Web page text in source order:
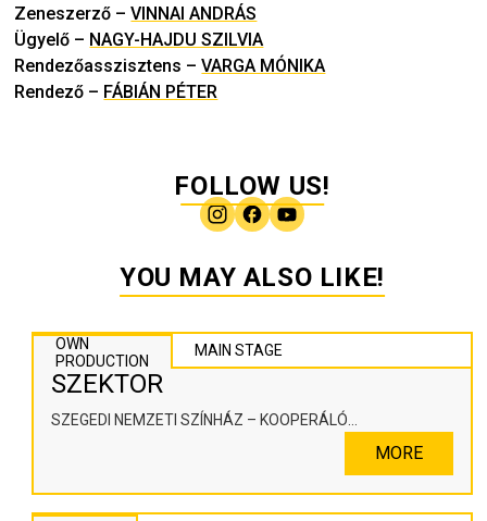
Zeneszerző –VINNAI ANDRÁS
Ügyelő – NAGY-HAJDU SZILVIA
Rendezőasszisztens –VARGA MÓNIKA
Rendező – FÁBIÁN PÉTER
FOLLOW US!
YOU MAY ALSO LIKE!
OWN
PRODUCTION
MAIN STAGE
SZEKTOR
SZEGEDI NEMZETI SZÍNHÁZ – KOOPERÁLÓ
MORE